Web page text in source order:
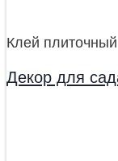
Клей плиточный
Декор для